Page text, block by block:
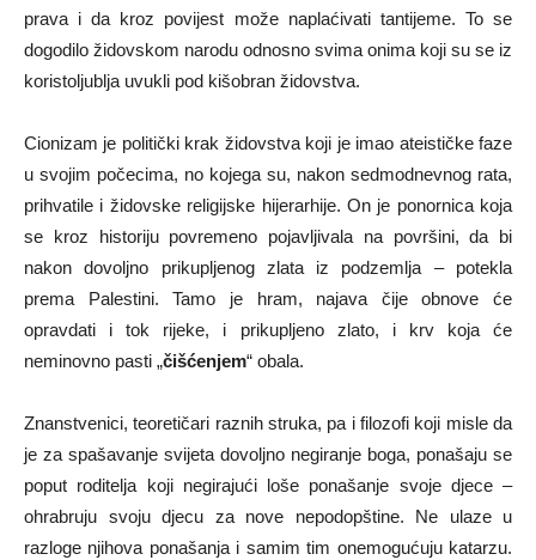
prava i da kroz povijest može naplaćivati tantijeme. To se
dogodilo židovskom narodu odnosno svima onima koji su se iz
koristoljublja uvukli pod kišobran židovstva.
Cionizam je politički krak židovstva koji je imao ateističke faze
u svojim počecima, no kojega su, nakon sedmodnevnog rata,
prihvatile i židovske religijske hijerarhije. On je ponornica koja
se kroz historiju povremeno pojavljivala na površini, da bi
nakon dovoljno prikupljenog zlata iz podzemlja – potekla
prema Palestini. Tamo je hram, najava čije obnove će
opravdati i tok rijeke, i prikupljeno zlato, i krv koja će
neminovno pasti „čišćenjem“ obala.
Znanstvenici, teoretičari raznih struka, pa i filozofi koji misle da
je za spašavanje svijeta dovoljno negiranje boga, ponašaju se
poput roditelja koji negirajući loše ponašanje svoje djece –
ohrabruju svoju djecu za nove nepodopštine. Ne ulaze u
razloge njihova ponašanja i samim tim onemogućuju katarzu.